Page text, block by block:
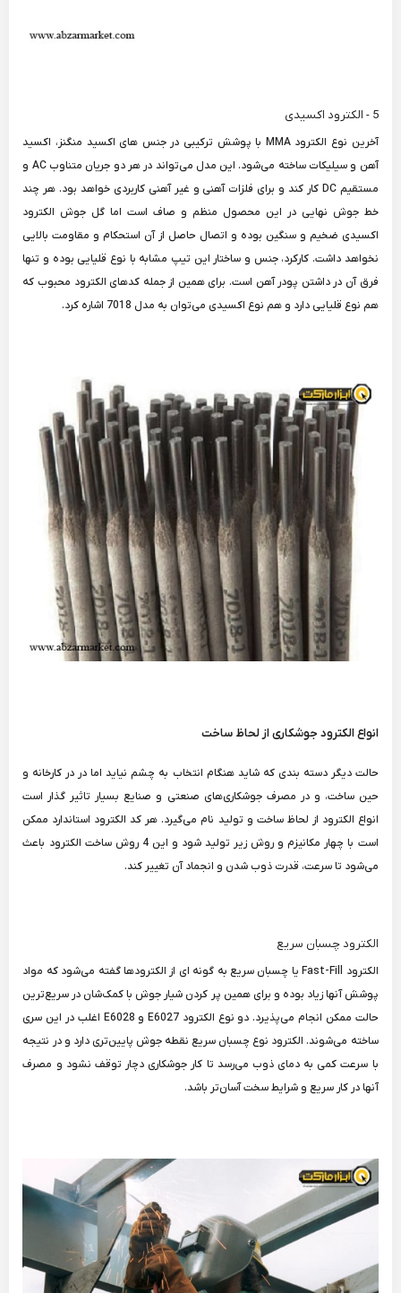
5 - الکترود اکسیدی
آخرین نوع الکترود MMA با پوشش ترکیبی در جنس های اکسید منگنز، اکسید
آهن و سیلیکات ساخته می‌شود. این مدل می‌تواند در هر دو جریان متناوب AC و
مستقیم DC کار کند و برای فلزات آهنی و غیر آهنی کاربردی خواهد بود. هر چند
خط جوش نهایی در این محصول منظم و صاف است اما گل جوش الکترود
اکسیدی ضخیم و سنگین بوده و اتصال حاصل از آن استحکام و مقاومت بالایی
نخواهد داشت. کارکرد، جنس و ساختار این تیپ مشابه با نوع قلیایی بوده و تنها
فرق آن در داشتن پودر آهن است. برای همین از جمله کدهای الکترود محبوب که
هم نوع قلیایی دارد و هم نوع اکسیدی می‌توان به مدل 7018 اشاره کرد.
انواع الکترود جوشکاری از لحاظ ساخت
حالت دیگر دسته بندی که شاید هنگام انتخاب به چشم نیاید اما در در کارخانه و
حین ساخت، و در مصرف جوشکاری‌های صنعتی و صنایع بسیار تاثیر گذار است
انواع الکترود از لحاظ ساخت و تولید نام می‌گیرد. هر کد الکترود استاندارد ممکن
است با چهار مکانیزم و روش زیر تولید شود و این 4 روش ساخت الکترود باعث
می‌شود تا سرعت، قدرت ذوب شدن و انجماد آن تغییر کند.
الکترود چسبان سریع
الکترود Fast-Fill یا چسبان سریع به گونه ای از الکترودها گفته می‌‎شود که مواد
پوشش آنها زیاد بوده و برای همین پر کردن شیار جوش با کمک‌شان در سریع‌ترین
حالت ممکن انجام می‌پذیرد. دو نوع الکترود E6027 و E6028 اغلب در این سری
ساخته می‌شوند. الکترود نوع چسبان سریع نقطه جوش پایین‌تری دارد و در نتیجه
با سرعت کمی به دمای ذوب می‌رسد تا کار جوشکاری دچار توقف نشود و مصرف
آنها در کار سریع و شرایط سخت آسان‌تر باشد.